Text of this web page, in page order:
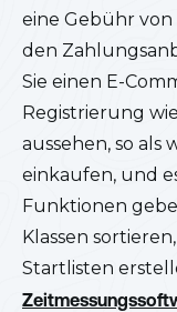
eine Gebühr von
den
Sie einen E-
Registrierung
aussehen, so als
einkaufen, und
Funktionen
Klassen
Startlisten